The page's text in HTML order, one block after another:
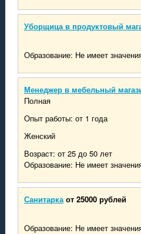
Уборщица в продуктовый
Образование: Не имеет
Менеджер в мебельный
Полная
Опыт работы: от 1 года
Женский
Возраст: от 25 до 50 лет
Образование: Не имеет
Санитарка от 25000 рублей
Образование: Не имеет